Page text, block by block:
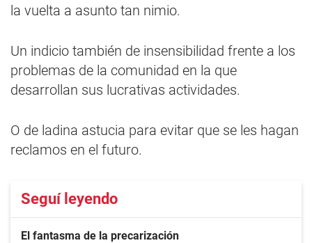
la vuelta a asunto tan nimio.
Un indicio también de insensibilidad frente a los
problemas de la comunidad en la que
desarrollan sus lucrativas actividades.
O de ladina astucia para evitar que se les hagan
reclamos en el futuro.
Seguí leyendo
El fantasma de la precarización